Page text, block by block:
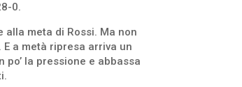
0.
meta di Rossi. Ma non
a metà ripresa arriva un
la pressione e abbassa